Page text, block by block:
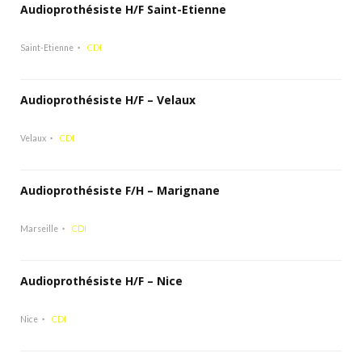
Audioprothésiste H/F Saint-Etienne
Saint-Etienne CDI
Audioprothésiste H/F – Velaux
Velaux CDI
Audioprothésiste F/H – Marignane
Marseille CDI
Audioprothésiste H/F – Nice
Nice CDI